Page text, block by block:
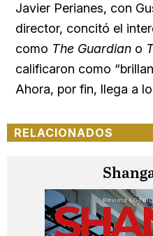
Javier Perianes, con
director, concitó el
como The Guardian o
calificaron como
Ahora, por fin, llega a
RELACIONADOS